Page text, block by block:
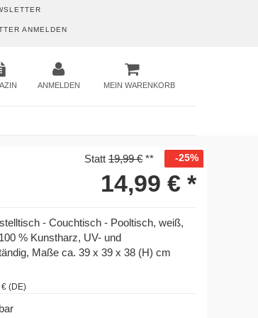
ANMELDEN
ANMELDEN MEIN WARENKORB
Statt 19,99 € ** -25%
14,99 € *
- Couchtisch - Pooltisch, weiß,
% Kunstharz, UV- und
Maße ca. 39 x 39 x 38 (H) cm
(DE)